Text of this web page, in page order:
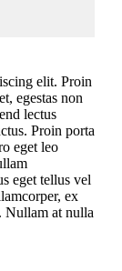
elit. Proin
egestas non
lectus
Proin porta
eget leo
eget tellus vel
ex
Nullam at nulla